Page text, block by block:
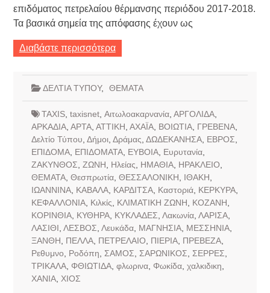
επιδόματος πετρελαίου θέρμανσης περιόδου 2017-2018.
Τα βασικά σημεία της απόφασης έχουν ως
Διαβάστε περισσότερα
ΔΕΛΤΙΑ ΤΥΠΟΥ, ΘΕΜΑΤΑ
TAXIS, taxisnet, Αιτωλοακαρνανία, ΑΡΓΟΛΙΔΑ,
ΑΡΚΑΔΙΑ, ΑΡΤΑ, ΑΤΤΙΚΗ ΑΧΑΪΑ, ΒΟΙΩΤΙΑ, ΓΡΕΒΕΝΑ,
Δελτίο Τύπου Δήμοι, Δράμας ΔΩΔΕΚΑΝΗΣΑ, ΕΒΡΟΣ
ΕΠΙΔΟΜΑ, ΕΠΙΔΟΜΑΤΑ, ΕΥΒΟΙΑ, Ευρυτανία,
ΖΑΚΥΝΘΟΣ ΖΩΝΗ Ηλείας ΗΜΑΘΙΑ, ΗΡΑΚΛΕΙΟ
ΘΕΜΑΤΑ, Θεσπρωτία, ΘΕΣΣΑΛΟΝΙΚΗ ΙΘΑΚΗ
ΙΩΑΝΝΙΝΑ, ΚΑΒΑΛΑ, ΚΑΡΔΙΤΣΑ, Καστοριά, ΚΕΡΚΥΡΑ,
ΚΕΦΑΛΛΟΝΙΑ, Κιλκίς ΚΛΙΜΑΤΙΚΗ ΖΩΝΗ ΚΟΖΑΝΗ
ΚΟΡΙΝΘΙΑ, ΚΥΘΗΡΑ, ΚΥΚΛΑΔΕΣ Λακωνία, ΛΑΡΙΣΑ,
ΛΑΣΙΘΙ ΛΕΣΒΟΣ Λευκάδα, ΜΑΓΝΗΣΙΑ, ΜΕΣΣΗΝΙΑ,
ΞΑΝΘΗ
ΠΕΛΛΑ, ΠΕΤΡΕΛΑΙΟ ΠΙΕΡΙΑ, ΠΡΕΒΕΖΑ,
Ρεθυμνο
Ροδόπη ΣΑΜΟΣ ΣΑΡΩΝΙΚΟΣ ΣΕΡΡΕΣ
ΤΡΙΚΑΛΑ, ΦΘΙΩΤΙΔΑ, φλωρινα, Φωκίδα, χαλκιδικη
ΧΑΝΙΑ, ΧΙΟΣ